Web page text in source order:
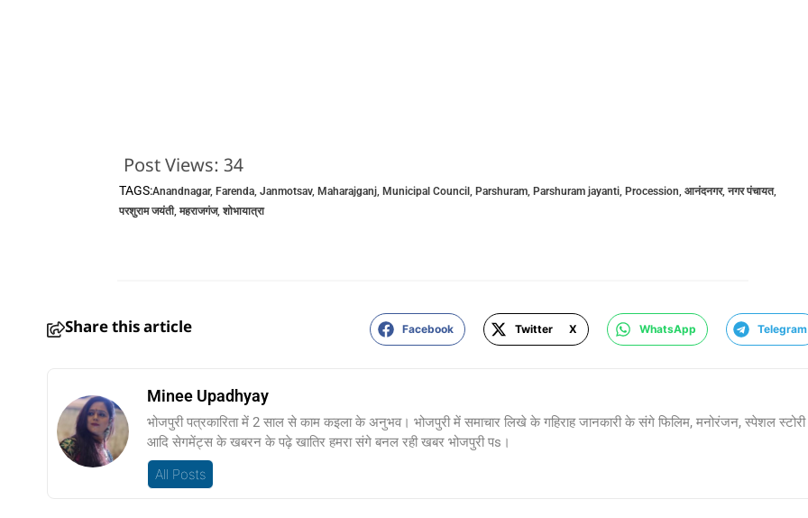
Post Views: 34
TAGS:Anandnagar, Farenda, Janmotsav, Maharajganj, Municipal Council , Parshuram, Parshuram jayanti, Procession, आनंदनगर, नगर पंचायत,
परशुराम जयंती, महराजगंज, शोभायात्रा
Share this article Facebook Twitter X WhatsApp Telegram
Minee Upadhyay
भोजपुरी पत्रकारिता में 2 साल से काम कइला के अनुभव। भोजपुरी में समाचार लिखे के गहिराह जानकारी के संगे फिलिम, मनोरंजन, स्पेशल स्टोरी
आदि सेगमेंट्स के खबरन के पढ़े खातिर हमरा संगे बनल रही खबर भोजपुरी पs।
All Posts